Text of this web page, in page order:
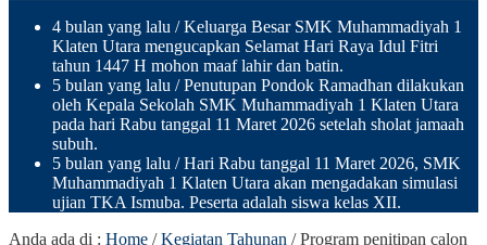
4 bulan yang lalu / Keluarga Besar SMK Muhammadiyah 1
Klaten Utara mengucapkan Selamat Hari Raya Idul Fitri
tahun 1447 H mohon maaf lahir dan batin.
5 bulan yang lalu / Penutupan Pondok Ramadhan dilakukan
oleh Kepala Sekolah SMK Muhammadiyah 1 Klaten Utara
pada hari Rabu tanggal 11 Maret 2026 setelah sholat jamaah
subuh.
5 bulan yang lalu / Hari Rabu tanggal 11 Maret 2026, SMK
Muhammadiyah 1 Klaten Utara akan mengadakan simulasi
ujian TKA Ismuba. Peserta adalah siswa kelas XII.
Anda ada di : Home /Kegiatan Tahunan /Program penitipan calon